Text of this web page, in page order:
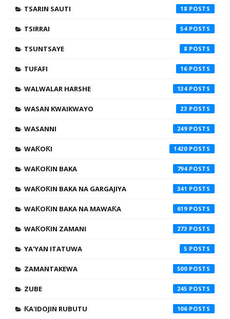
TSARIN SAUTI 18
TSIRRAI 54
TSUNTSAYE 8
TUFAFI 16
WALWALAR HARSHE 134
WASAN KWAIKWAYO 23
WASANNI 249
WAƘOƘI 1420
WAƘOƘIN BAKA 794
WAƘOƘIN BAKA NA GARGAJIYA 341
WAƘOƘIN BAKA NA MAWAƘA 619
WAƘOƘIN ZAMANI 273
YA'YAN ITATUWA 5
ZAMANTAKEWA 500
ZUBE 245
ƘA'IDOJIN RUBUTU 106